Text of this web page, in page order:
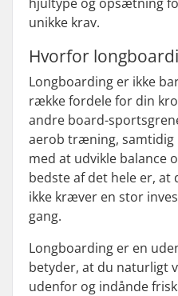
unikke krav.
Hvorfor
Longboarding er ikke
række fordele for din
andre board-
aerob træning,
med at udvikle balance
bedste af det hele er,
ikke kræver en stor
gang.
Longboarding er en
betyder, at du naturligt
udenfor og indånde